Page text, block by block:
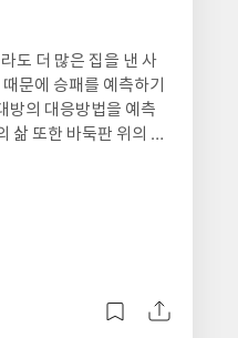
)고 말한다. 마지막으
고 있어 색다른 재미를
. 우리는 살아가면서
함하고 있고, 그것이
수 없으며 모든 학문의
도 더 많은 집을 낸 사
문에 승패를 예측하기
방의 대응방법을 예측
삶 또한 바둑판 위의 바
연재되었을 때, 바둑의
른 재미이기도 했다.
지 못했지만 중소기업
연구생으로 시작해 프
며 자신의 과거와 화해
문이 일기 시작하였다.